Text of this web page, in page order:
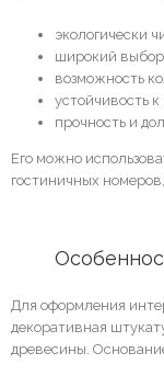
экологически
широкий выбор
возможность
устойчивость
прочность и
Его можно
гостиничных
Для оформления
декоративная
древесины.